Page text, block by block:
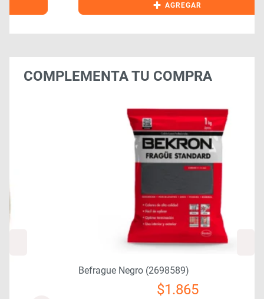
AGREGAR
COMPLEMENTA TU COMPRA
Befrague Negro (2698589)